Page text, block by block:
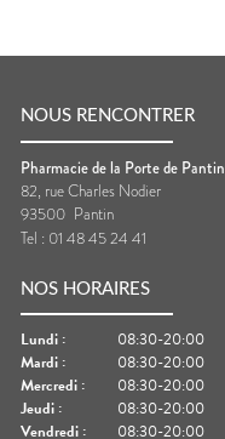
NOUS RENCONTRER
Pharmacie de la Porte de Pantin
82, rue Charles Nodier
93500 Pantin
Tel : 01 48 45 24 41
NOS HORAIRES
Lundi :
08:30-20:00
Mardi :
08:30-20:00
Mercredi :
08:30-20:00
Jeudi :
08:30-20:00
Vendredi :
08:30-20:00